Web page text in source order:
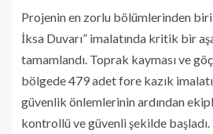
Projenin en zorlu bölümlerinden biri
İksa Duvarı” imalatında kritik bir
tamamlandı. Toprak kayması ve
bölgede 479 adet fore kazık
güvenlik önlemlerinin ardından
kontrollü ve güvenli şekilde başladı.